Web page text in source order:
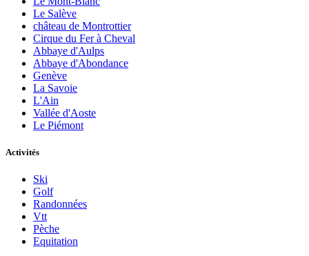
Le Salève
château de Montrottier
Cirque du Fer à Cheval
Abbaye d'Aulps
Abbaye d'Abondance
Genève
La Savoie
L'Ain
Vallée d'Aoste
Le Piémont
Activités
Ski
Golf
Randonnées
Vtt
Pèche
Equitation